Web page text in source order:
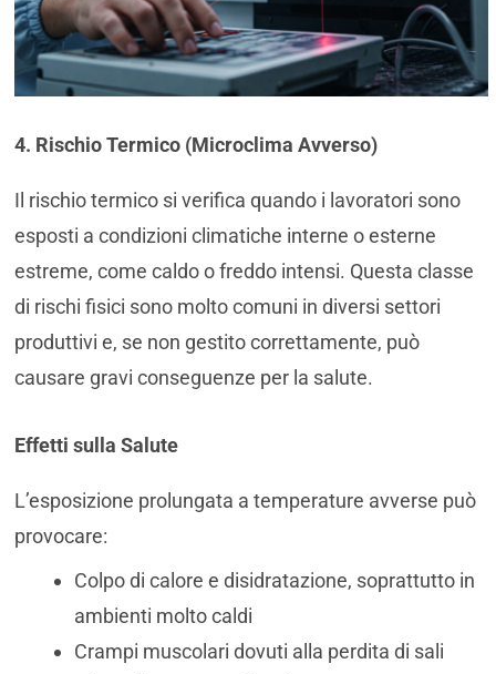
4. Rischio Termico (Microclima Avverso)
Il rischio termico si verifica quando i lavoratori sono
esposti a condizioni climatiche interne o esterne
estreme, come caldo o freddo intensi. Questa classe
di rischi fisici sono molto comuni in diversi settori
produttivi e, se non gestito correttamente, può
causare gravi conseguenze per la salute.
Effetti sulla Salute
L’esposizione prolungata a temperature avverse può
provocare:
Colpo di calore e disidratazione, soprattutto in
ambienti molto caldi
Crampi muscolari dovuti alla perdita di sali